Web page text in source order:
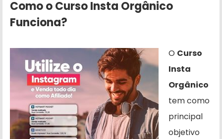
Como o Curso Insta Orgânico
Funciona?
O Curso
Insta
Orgânico
tem como
principal
objetivo